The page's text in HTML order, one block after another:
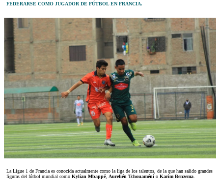
FEDERARSE COMO JUGADOR DE FÚTBOL EN FRANCIA.
La Ligue 1 de Francia es conocida actualmente como la liga de los talentos, de la que han salido grandes
figuras del fútbol mundial como Kylian Mbappé, Aurelién Tchouaméni o Karim Benzema.